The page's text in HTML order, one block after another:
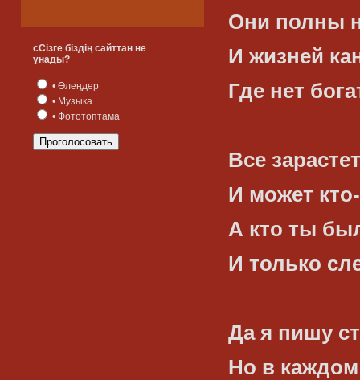
сСізге біздің сайттан не
ұнады?
• Өлеңдер
• Музыка
• Фототоптама
Они полны
И жизней
Где нет
Все
И может
А кто ты
И только
Да я пишу
Но в